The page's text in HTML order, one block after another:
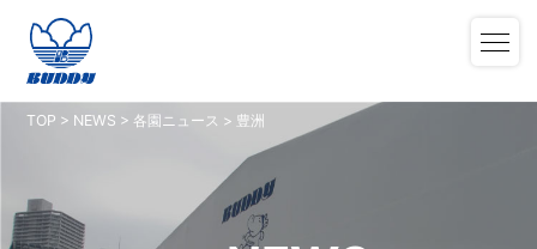
TOP > NEWS >各園ニュース > 豊洲